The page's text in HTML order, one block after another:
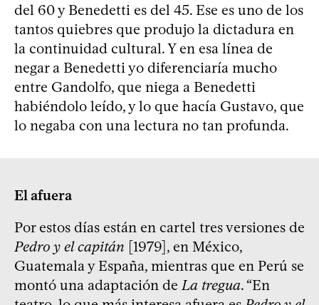
del 60 y Benedetti es del 45. Ese es uno de los
tantos quiebres que produjo la dictadura en
la continuidad cultural. Y en esa línea de
negar a Benedetti yo diferenciaría mucho
entre Gandolfo, que niega a Benedetti
habiéndolo leído, y lo que hacía Gustavo, que
lo negaba con una lectura no tan profunda.
El afuera
Por estos días están en cartel tres versiones de
Pedro y el capitán [1979], en México,
Guatemala y España, mientras que en Perú se
montó una adaptación de La tregua. “En